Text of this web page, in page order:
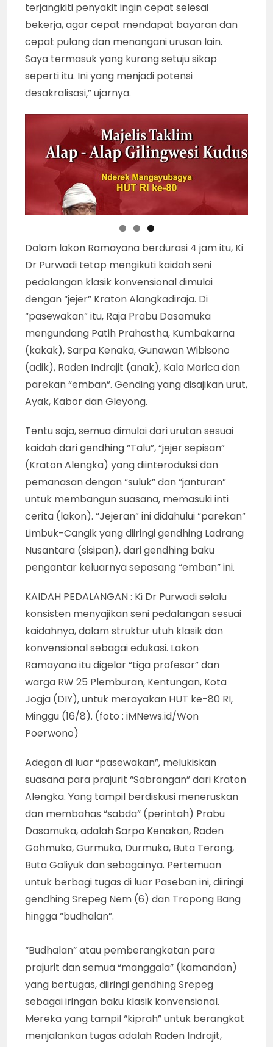
“Selain untuk para pecinta seni wayang kulit
dan masyarakat luas, pentas seperti itu juga
menjadi kesempatan saya mengedukasi para
seniman karawitan yang mendukung
pementasan saya. Agar ‘yaga’ (pengrawit),
kembali mengenal dan hafal gending-gending
Pathet Nem, Sanga sampai Manyura. Para
pesinden juga biar belajar gendhing-gendhing
sindenan baku”.
“Soal durasi pentas wayang menjadi pendek,
kalau saya amati, keinginan itu banyak yang
terjangkiti penyakit ingin cepat selesai
bekerja, agar cepat mendapat bayaran dan
cepat pulang dan menangani urusan lain.
Saya termasuk yang kurang setuju sikap
seperti itu. Ini yang menjadi potensi
desakralisasi,” ujarnya.
Dalam lakon Ramayana berdurasi 4 jam itu, Ki
Dr Purwadi tetap mengikuti kaidah seni
pedalangan klasik konvensional dimulai
dengan “jejer” Kraton Alangkadiraja. Di
“pasewakan” itu, Raja Prabu Dasamuka
mengundang Patih Prahastha, Kumbakarna
(kakak), Sarpa Kenaka, Gunawan Wibisono
(adik), Raden Indrajit (anak), Kala Marica dan
parekan “emban”. Gending yang disajikan urut,
Ayak, Kabor dan Gleyong.
Tentu saja, semua dimulai dari urutan sesuai
kaidah dari gendhing “Talu”, “jejer sepisan”
(Kraton Alengka) yang diinteroduksi dan
pemanasan dengan “suluk” dan “janturan”
untuk membangun suasana, memasuki inti
cerita (lakon). “Jejeran” ini didahului “parekan”
Limbuk-Cangik yang diiringi gendhing Ladrang
pengantar keluarnya sepasang “emban” ini.
KAIDAH PEDALANGAN : Ki Dr Purwadi selalu
konsisten menyajikan seni pedalangan sesuai
kaidahnya, dalam struktur utuh klasik dan
konvensional sebagai edukasi. Lakon